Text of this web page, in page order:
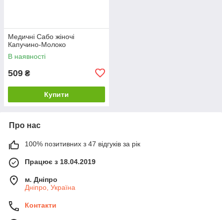
Медичні Сабо жіночі
Капучино-Молоко
В наявності
509 ₴
Купити
Про нас
100% позитивних з 47 відгуків за рік
Працює з 18.04.2019
м. Дніпро
Дніпро, Україна
Контакти